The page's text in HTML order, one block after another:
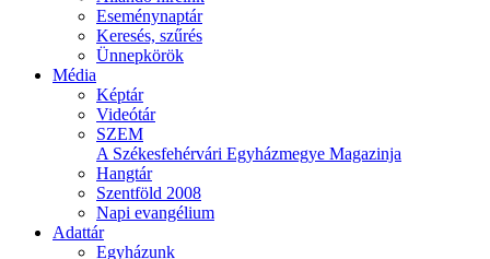
Eseménynaptár
Keresés, szűrés
Ünnepkörök
Média
Képtár
Videótár
SZEM
A Székesfehérvári Egyházmegye Magazinja
Hangtár
Szentföld 2008
Napi evangélium
Adattár
Egyházunk